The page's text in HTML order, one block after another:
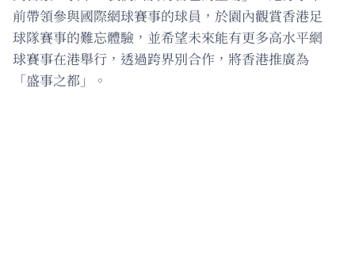
前帶領參與國際網球賽事的球員，於園內觀賞香港足
球隊賽事的難忘體驗，並希望未來能有更多高水平網
球賽事在港舉行，透過跨界別合作，將香港推廣為
「盛事之都」。